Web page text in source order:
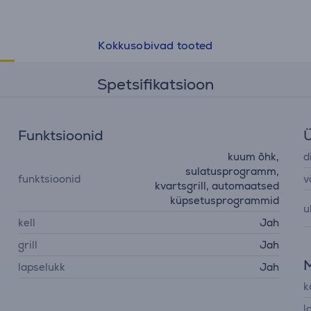
Kokkusobivad tooted
Spetsifikatsioon
Funktsioonid
funktsioonid
kuum õhk,
sulatusprogramm,
kvartsgrill, automaatsed
küpsetusprogrammid
kell
Jah
grill
Jah
lapselukk
Jah